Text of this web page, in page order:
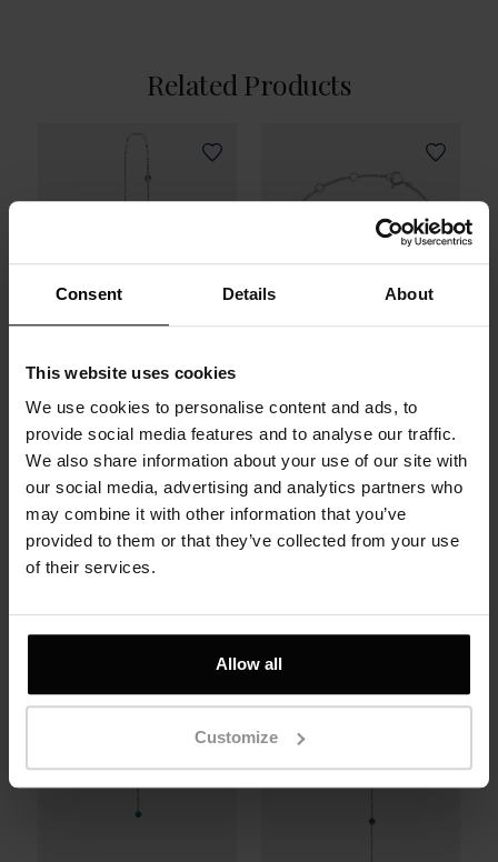
Consent Details About
This website uses cookies
We use cookies to personalise content and ads, to
provide social media features and to analyse our traffic.
We also share information about your use of our site with
our social media, advertising and analytics partners who
may combine it with other information that you’ve
provided to them or that they’ve collected from your use
of their services.
Allow all
Customize
Related Products
Jeden kolczyk Catch
z 4 różowymi
Turmalinami, srebro
próby 925
1070 zł
Bransoletka Catch z
3 białymi topazami,
srebro próby 925
520 zł